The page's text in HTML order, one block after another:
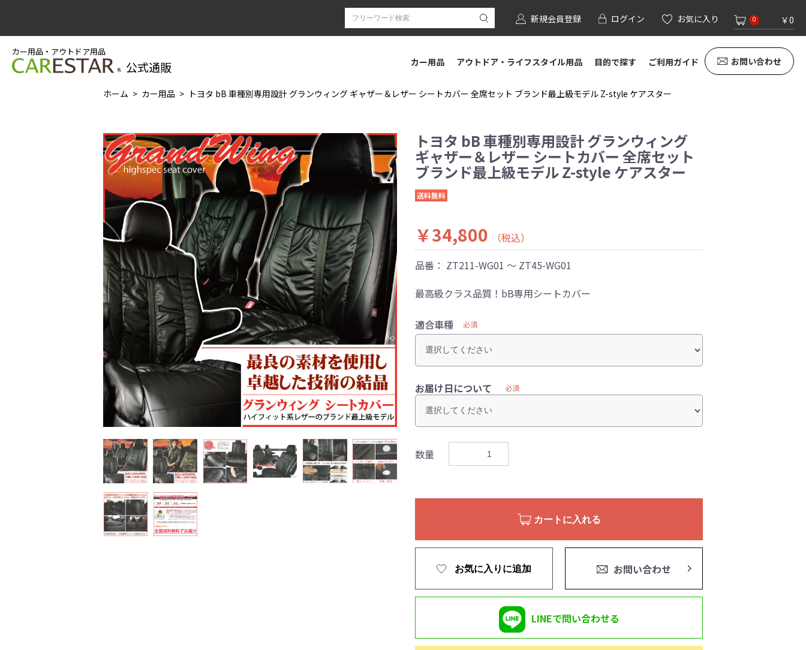
新規会員登録 ログイン お気に入り 0 ￥0
カー用品・アウトドア用品
公式通販 カー用品 アウトドア・ライフスタイル用品 目的で探す ご利用ガイド お問い合わせ
ホーム カー用品 トヨタ bB 車種別専用設計 グランウィング ギャザー＆レザー シートカバー 全席セット ブランド最上級モデル Z-style ケアスター
トヨタ bB 車種別専用設計 グランウィング
ギャザー＆レザー シートカバー 全席セット
ブランド最上級モデル Z-style ケアスター
送料無料
￥34,800
（税込）
品番： ZT211-WG01 ～ ZT45-WG01
最高級クラス品質！bB専用シートカバー
適合車種 必須
お届け日について 必須
数量
カートに入れる
お気に入りに追加 お問い合わせ
LINEで問い合わせる